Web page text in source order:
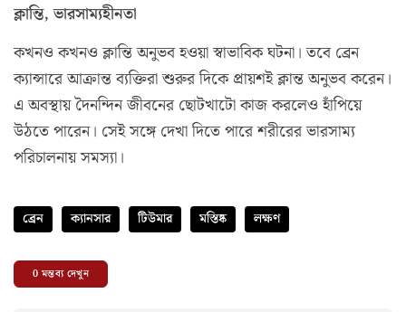
ক্লান্তি, ভারসাম্যহীনতা
কখনও কখনও ক্লান্তি অনুভব হওয়া স্বাভাবিক ঘটনা। তবে ব্রেন
ক্যান্সারে আক্রান্ত ব্যক্তিরা শুরুর দিকে প্রায়শই ক্লান্ত অনুভব করেন।
এ অবস্থায় দৈনন্দিন জীবনের ছোটখাটো কাজ করলেও হাঁপিয়ে
উঠতে পারেন। সেই সঙ্গে দেখা দিতে পারে শরীরের ভারসাম্য
পরিচালনায় সমস্যা।
ব্রেন ক্যানসার টিউমার মস্তিষ্ক লক্ষণ
0মন্তব্য দেখুন